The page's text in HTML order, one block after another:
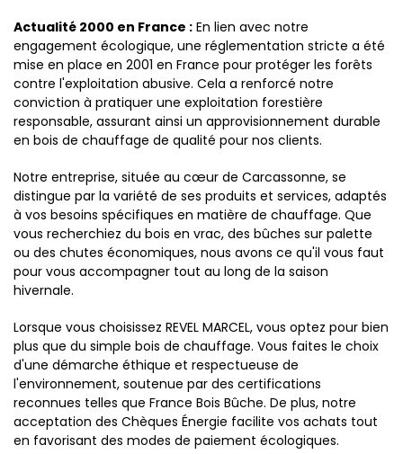
Actualité 2000 en France : En lien avec notre
engagement écologique, une réglementation stricte a été
mise en place en 2001 en France pour protéger les forêts
contre l'exploitation abusive. Cela a renforcé notre
conviction à pratiquer une exploitation forestière
responsable, assurant ainsi un approvisionnement durable
en bois de chauffage de qualité pour nos clients.
Notre entreprise, située au cœur de Carcassonne, se
distingue par la variété de ses produits et services, adaptés
à vos besoins spécifiques en matière de chauffage. Que
vous recherchiez du bois en vrac, des bûches sur palette
ou des chutes économiques, nous avons ce qu'il vous faut
pour vous accompagner tout au long de la saison
hivernale.
Lorsque vous choisissez REVEL MARCEL, vous optez pour bien
plus que du simple bois de chauffage. Vous faites le choix
d'une démarche éthique et respectueuse de
l'environnement, soutenue par des certifications
reconnues telles que France Bois Bûche. De plus, notre
acceptation des Chèques Énergie facilite vos achats tout
en favorisant des modes de paiement écologiques.